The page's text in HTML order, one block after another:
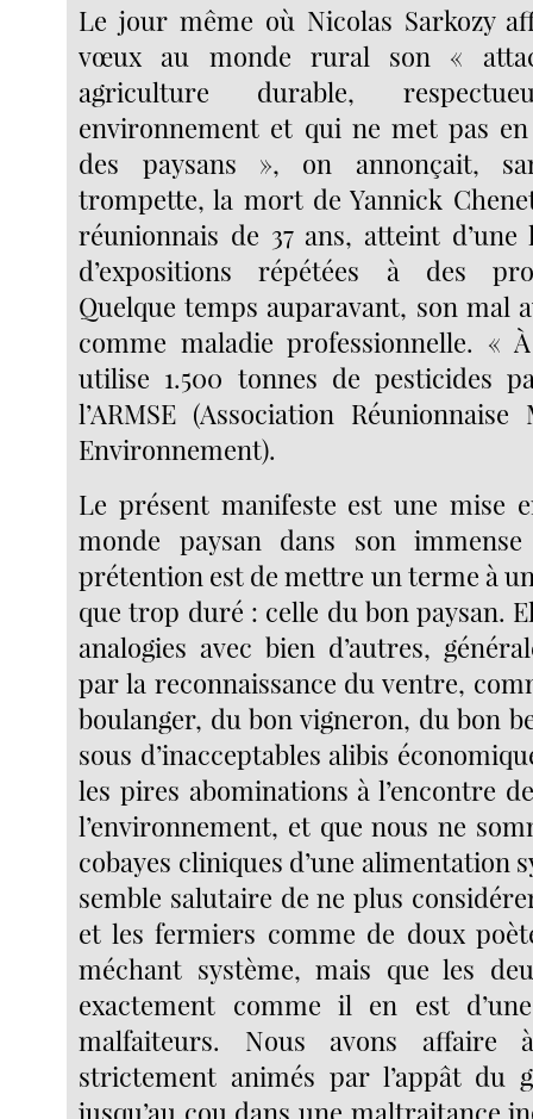
Le jour même où Nicolas Sarkozy
vœux au monde rural son «
agriculture durable,
environnement et qui ne met pas
des paysans », on annonçait,
trompette, la mort de Yannick
réunionnais de 37 ans, atteint
d’expositions répétées à des
Quelque temps auparavant, son mal
comme maladie professionnelle. «
utilise 1.500 tonnes de pesticides
l’ARMSE (Association
Environnement).
Le présent manifeste est une mise
monde paysan dans son
prétention est de mettre un terme à
que trop duré : celle du bon paysan.
analogies avec bien d’autres,
par la reconnaissance du ventre,
boulanger, du bon vigneron, du bon
sous d’inacceptables alibis
les pires abominations à l’encontre
l’environnement, et que nous ne
cobayes cliniques d’une alimentation
semble salutaire de ne plus
et les fermiers comme de doux
méchant système, mais que les
exactement comme il en est
malfaiteurs. Nous avons affaire
strictement animés par l’appât du
jusqu’au cou dans une maltraitance